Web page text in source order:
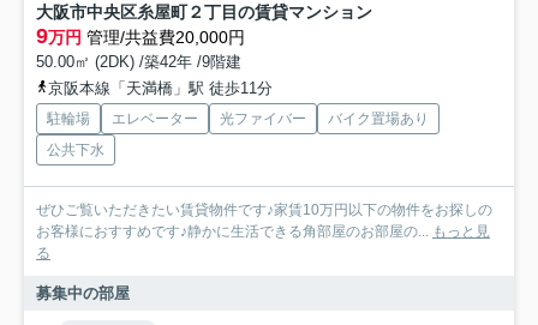
大阪市中央区糸屋町２丁目の賃貸マンション
9万円 管理/共益費20,000円
50.00㎡ (2DK) /築42年 /9階建
京阪本線「天満橋」駅 徒歩11分
駐輪場 エレベーター 光ファイバー
バイク置場あり
公共下水
ぜひご覧いただきたい賃貸物件です♪家賃10万円以下の物件をお探しの
お客様におすすめです♪静かに生活できる角部屋のお部屋の... もっと見
る
募集中の部屋